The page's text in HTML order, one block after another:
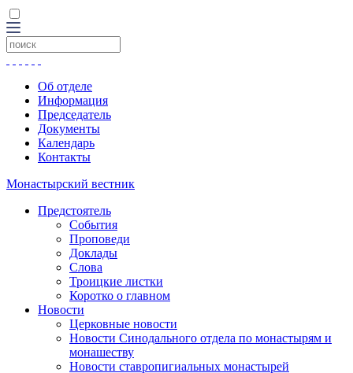
Об отделе
Информация
Председатель
Документы
Календарь
Контакты
Монастырский вестник
Предстоятель
События
Проповеди
Доклады
Слова
Троицкие листки
Коротко о главном
Новости
Церковные новости
Новости Синодального отдела по монастырям и
монашеству
Новости ставропигиальных монастырей